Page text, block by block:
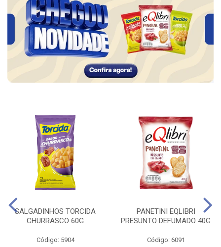
SALGADINHOS TORCIDA
CHURRASCO 60G
Código: 5904
PANETINI EQLIBRI
PRESUNTO DEFUMADO 40G
Código: 6091